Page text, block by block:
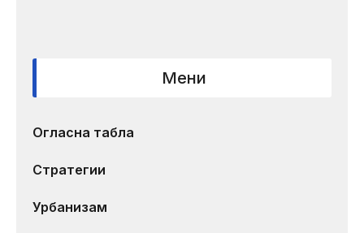
Мени
Огласна табла
Стратегии
Урбанизам